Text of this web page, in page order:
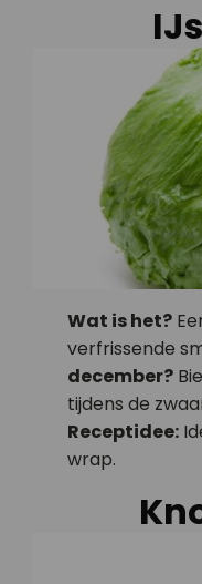
Wat is het?
verfrissende
december?
tijdens de
Receptidee:
wrap.